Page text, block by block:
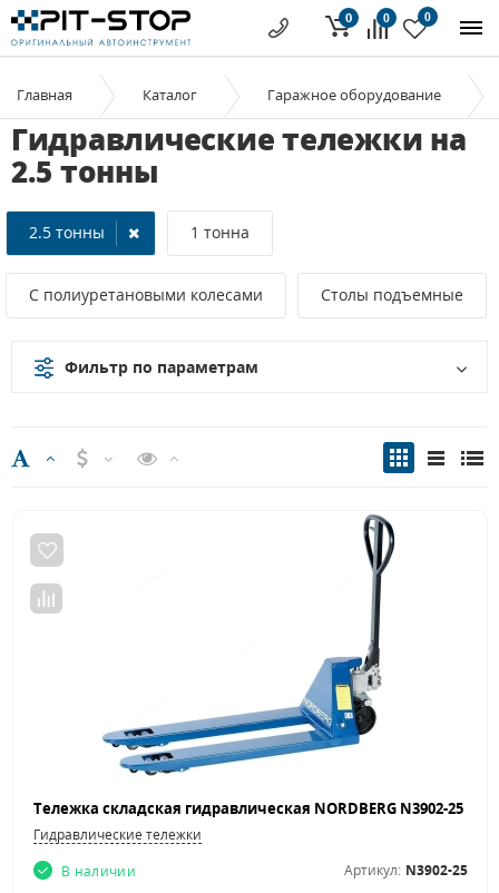
0 0
0
Главная Каталог Гаражное оборудование
Гидравлические тележки на
2.5 тонны
2.5 тонны 1 тонна
С полиуретановыми колесами Столы подъемные
Фильтр по параметрам
Гидравлические тележки
В наличии
Артикул: N3902-25